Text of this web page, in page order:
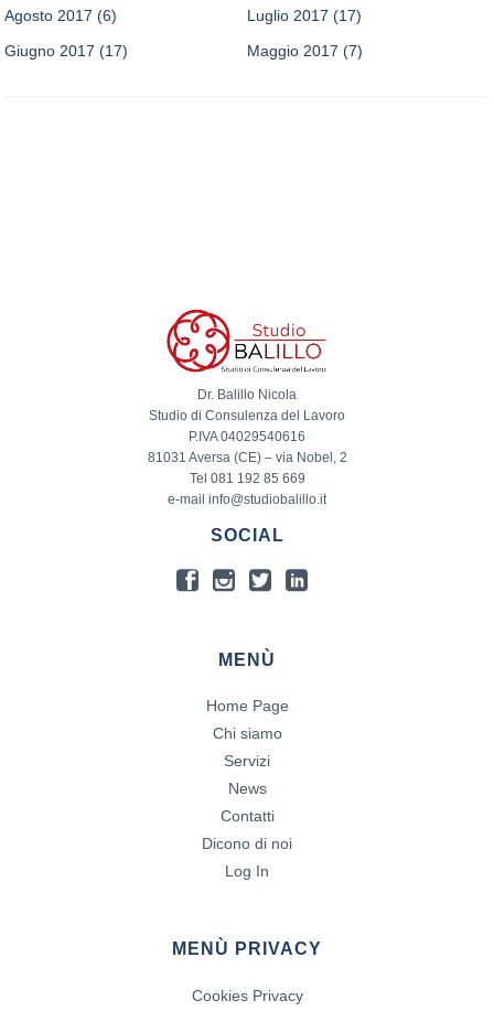
Agosto 2017 (6) Luglio 2017 (17)
Giugno 2017 (17) Maggio 2017 (7)
Dr. Balillo Nicola
Studio di Consulenza del Lavoro
P.IVA 04029540616
81031 Aversa (CE) – via Nobel, 2
Tel 081 192 85 669
e-mail info@studiobalillo.it
SOCIAL
MENÙ
Home Page
Chi siamo
Servizi
News
Contatti
Dicono di noi
Log In
MENÙ PRIVACY
Cookies Privacy